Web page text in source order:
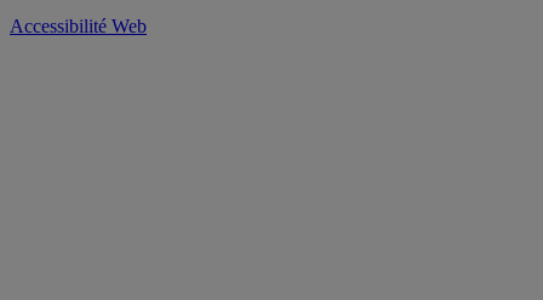
Accessibilité Web